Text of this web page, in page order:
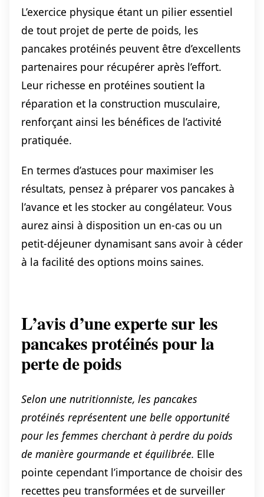
L’exercice physique étant un pilier essentiel
de tout projet de perte de poids, les
pancakes protéinés peuvent être d’excellents
partenaires pour récupérer après l’effort.
Leur richesse en protéines soutient la
réparation et la construction musculaire,
renforçant ainsi les bénéfices de l’activité
pratiquée.
En termes d’astuces pour maximiser les
résultats, pensez à préparer vos pancakes à
l’avance et les stocker au congélateur. Vous
aurez ainsi à disposition un en-cas ou un
petit-déjeuner dynamisant sans avoir à céder
à la facilité des options moins saines.
L’avis d’une experte sur les
pancakes protéinés pour la
perte de poids
Selon une nutritionniste, les pancakes
protéinés représentent une belle opportunité
pour les femmes cherchant à perdre du poids
de manière gourmande et équilibrée. Elle
pointe cependant l’importance de choisir des
recettes peu transformées et de surveiller